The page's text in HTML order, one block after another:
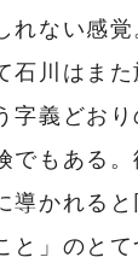
れない感
石川はまた
字義どお
でもある
導かれる
と」のと